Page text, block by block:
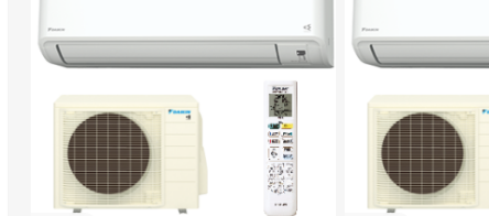
省エネ性○ 静音性○ お手入れ○ 暖房力
エオリアのミドルクラス。快適機能と価格のバラ